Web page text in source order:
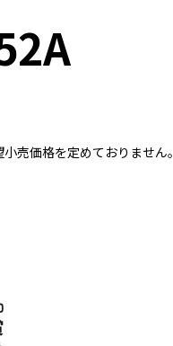
売価格を定めておりません。